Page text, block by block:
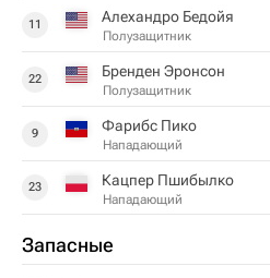
11 Алехандро Бедойя
Полузащитник
22 Бренден Эронсон
Полузащитник
9 Фарибс Пико
Нападающий
23 Кацпер Пшибылко
Нападающий
Запасные